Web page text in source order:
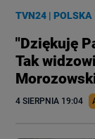
TVN24 |POLSKA
"Dziękuję
Tak
4 SIERPNIA 19:04